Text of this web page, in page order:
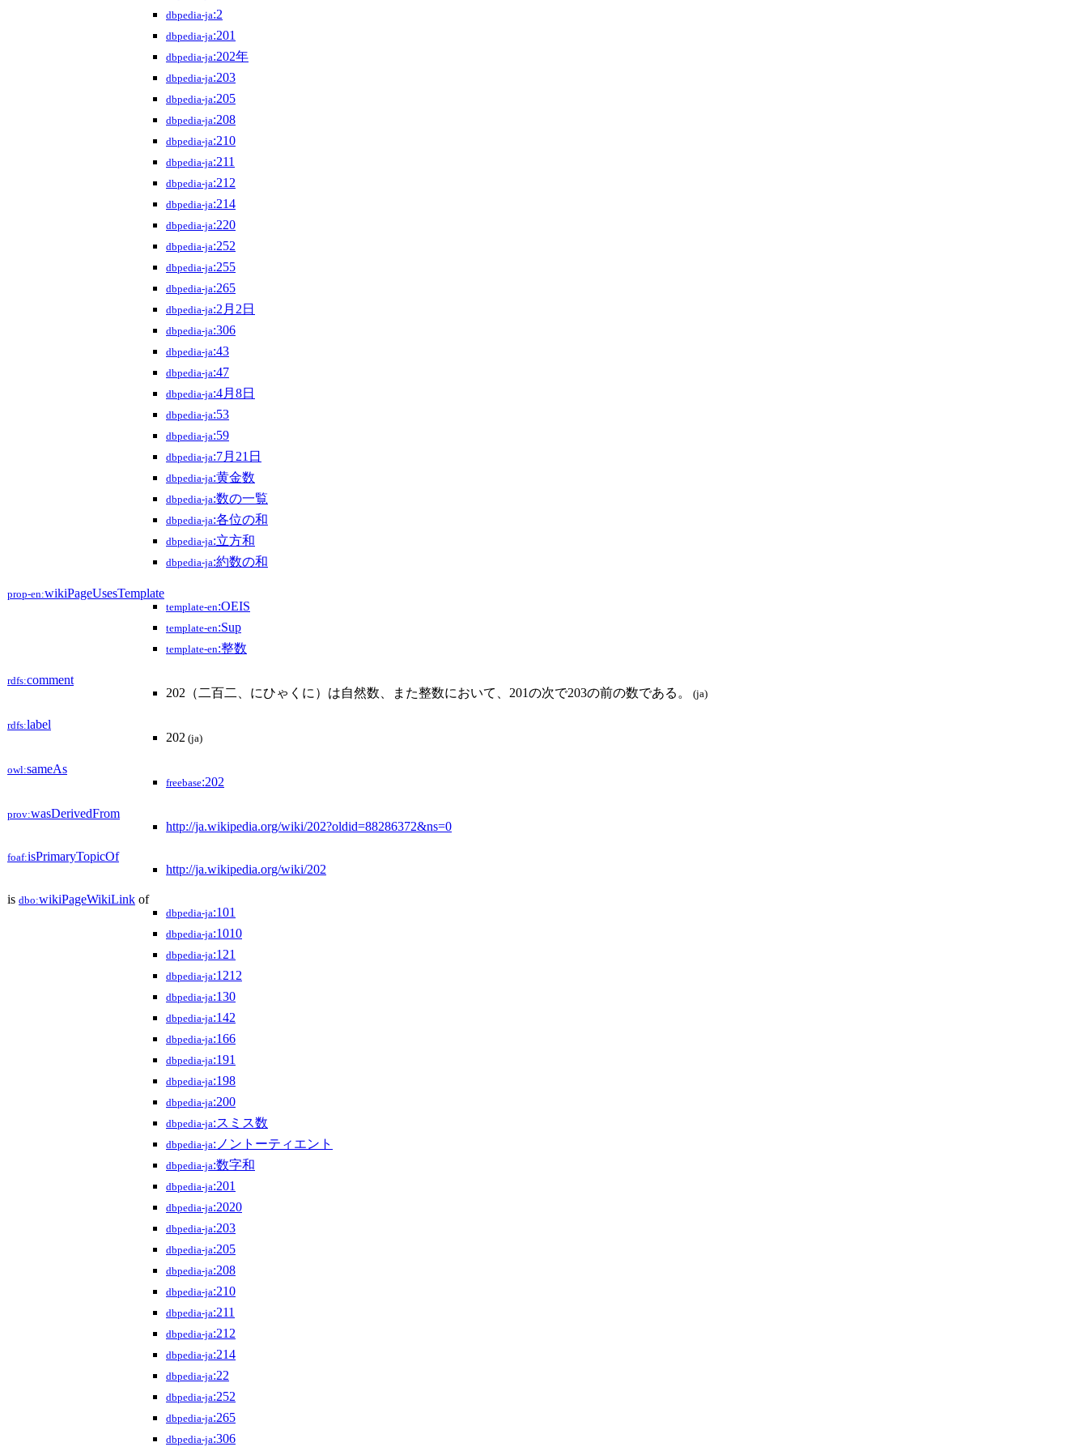
dbpedia-ja:2
dbpedia-ja:201
dbpedia-ja:202年
dbpedia-ja:203
dbpedia-ja:205
dbpedia-ja:208
dbpedia-ja:210
dbpedia-ja:211
dbpedia-ja:212
dbpedia-ja:214
dbpedia-ja:220
dbpedia-ja:252
dbpedia-ja:255
dbpedia-ja:265
dbpedia-ja:2月2日
dbpedia-ja:306
dbpedia-ja:43
dbpedia-ja:47
dbpedia-ja:4月8日
dbpedia-ja:53
dbpedia-ja:59
dbpedia-ja:7月21日
dbpedia-ja:黄金数
dbpedia-ja:数の一覧
dbpedia-ja:各位の和
dbpedia-ja:立方和
dbpedia-ja:約数の和
prop-en:wikiPageUsesTemplate
template-en:OEIS
template-en:Sup
template-en:整数
rdfs:comment
202（二百二、にひゃくに）は自然数、また整数において、201の次で203の前の数である。
(ja)
rdfs:label
202 (ja)
owl:sameAs
freebase:202
prov:wasDerivedFrom
http://ja.wikipedia.org/wiki/202?oldid=88286372&ns=0
foaf:isPrimaryTopicOf
http://ja.wikipedia.org/wiki/202
is dbo:wikiPageWikiLink of
dbpedia-ja:101
dbpedia-ja:1010
dbpedia-ja:121
dbpedia-ja:1212
dbpedia-ja:130
dbpedia-ja:142
dbpedia-ja:166
dbpedia-ja:191
dbpedia-ja:198
dbpedia-ja:200
dbpedia-ja:スミス数
dbpedia-ja:ノントーティエント
dbpedia-ja:数字和
dbpedia-ja:201
dbpedia-ja:2020
dbpedia-ja:203
dbpedia-ja:205
dbpedia-ja:208
dbpedia-ja:210
dbpedia-ja:211
dbpedia-ja:212
dbpedia-ja:214
dbpedia-ja:22
dbpedia-ja:252
dbpedia-ja:265
dbpedia-ja:306